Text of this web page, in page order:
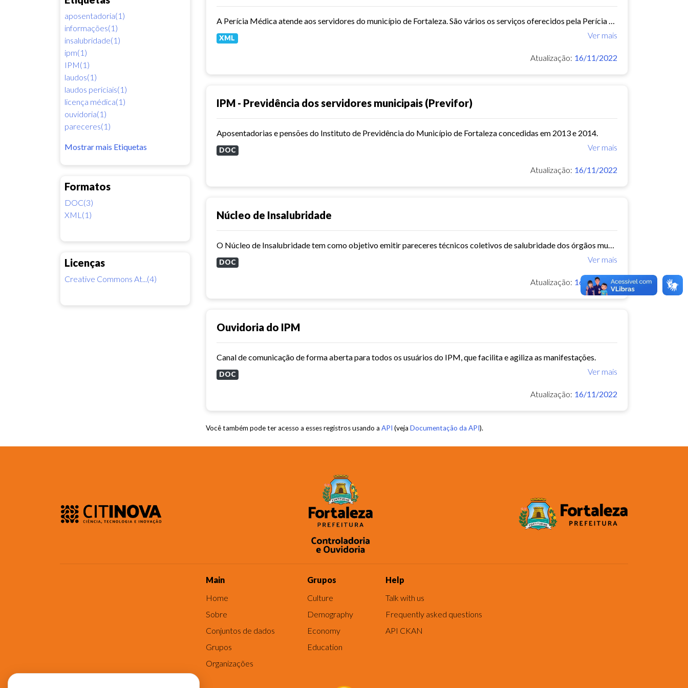
aposentadoria(1)
informações(1)
insalubridade(1)
ipm(1)
IPM(1)
laudos(1)
laudos periciais(1)
licença médica(1)
ouvidoria(1)
pareceres(1)
Mostrar mais Etiquetas
Formatos
DOC(3)
XML(1)
Licenças
Creative Commons At...(4)
A Perícia Médica atende aos servidores do município de Fortaleza. São vários os serviços oferecidos pela Perícia Médica do IPM, como: avaliação da aptidão dos candidatos ao...
Ver mais
XML
Atualização: 16/11/2022
IPM - Previdência dos servidores municipais (Previfor)
Aposentadorias e pensões do Instituto de Previdência do Município de Fortaleza concedidas em 2013 e 2014.
Ver mais
DOC
Atualização: 16/11/2022
Núcleo de Insalubridade
O Núcleo de Insalubridade tem como objetivo emitir pareceres técnicos coletivos de salubridade dos órgãos municipais e pareceres técnicos individuais dos servidores que postulem...
Ver mais
DOC
Atualização: 16/11/2022
Ouvidoria do IPM
Canal de comunicação de forma aberta para todos os usuários do IPM, que facilita e agiliza as manifestações.
Ver mais
DOC
Atualização: 16/11/2022
Você também pode ter acesso a esses registros usando a API (veja Documentação da API).
Main
Home
Sobre
Conjuntos de dados
Grupos
Organizações
Grupos
Culture
Demography
Economy
Education
Help
Talk with us
Frequently asked questions
API CKAN